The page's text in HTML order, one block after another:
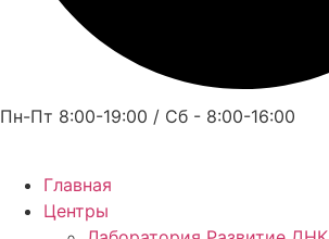
Пн-Пт 8:00-19:00 / Сб - 8:00-16:00
Главная
Центры